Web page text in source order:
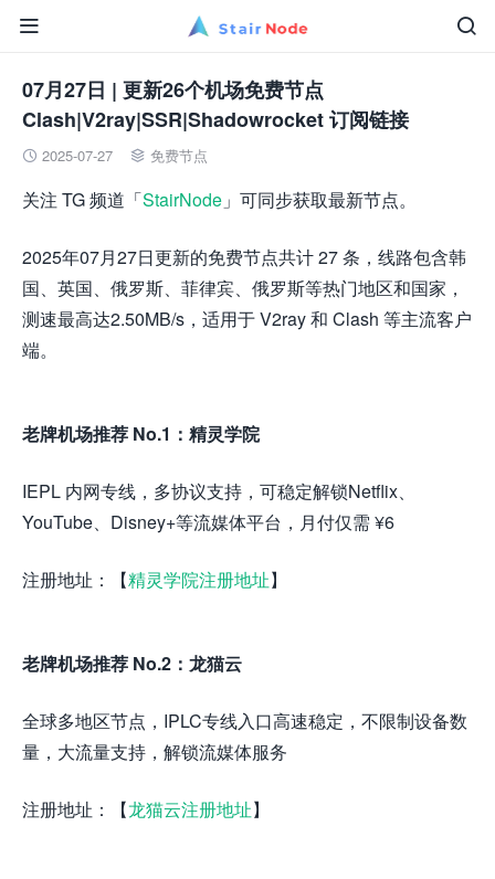


07月27日 | 更新26个机场免费节点
Clash|V2ray|SSR|Shadowrocket 订阅链接
 2025-07-27  免费节点
关注 TG 频道「StairNode 」可同步获取最新节点。
2025年07月27日更新的免费节点共计 27 条，线路包含韩
国、英国、俄罗斯、菲律宾、俄罗斯等热门地区和国家，
测速最高达2.50MB/s，适用于 V2ray 和 Clash 等主流客户
端。
老牌机场推荐 No.1：精灵学院
IEPL 内网专线，多协议支持，可稳定解锁Netflix、
YouTube、Disney+等流媒体平台，月付仅需 ¥6
注册地址：【精灵学院注册地址】
老牌机场推荐 No.2：龙猫云
全球多地区节点，IPLC专线入口高速稳定，不限制设备数
量，大流量支持，解锁流媒体服务
注册地址：【龙猫云注册地址】